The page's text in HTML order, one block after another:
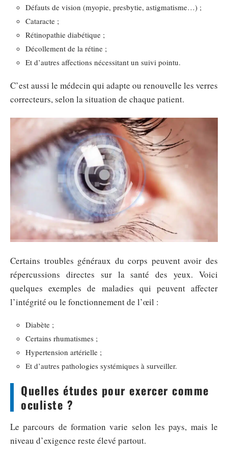
Défauts de vision (myopie, presbytie, astigmatisme…) ;
Cataracte ;
Rétinopathie diabétique ;
Décollement de la rétine ;
Et d’autres affections nécessitant un suivi pointu.
C’est aussi le médecin qui adapte ou renouvelle les verres
correcteurs, selon la situation de chaque patient.
Certains troubles généraux du corps peuvent avoir des
répercussions directes sur la santé des yeux. Voici
quelques exemples de maladies qui peuvent affecter
l’intégrité ou le fonctionnement de l’œil :
Diabète ;
Certains rhumatismes ;
Hypertension artérielle ;
Et d’autres pathologies systémiques à surveiller.
Quelles études pour exercer comme
oculiste ?
Le parcours de formation varie selon les pays, mais le
niveau d’exigence reste élevé partout.